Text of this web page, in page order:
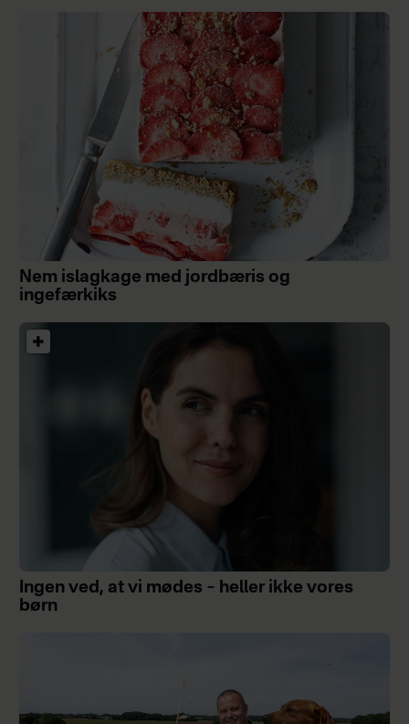
Nem islagkage med jordbæris og
ingefærkiks
Ingen ved, at vi mødes – heller ikke vores
børn